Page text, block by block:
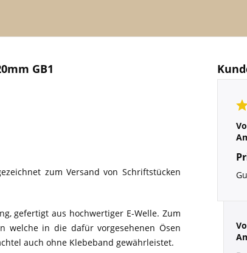
GB1
zum Versand von Schriftstücken
gefertigt aus hochwertiger E-Welle. Zum
welche in die dafür vorgesehenen Ösen
auch ohne Klebeband gewährleistet.